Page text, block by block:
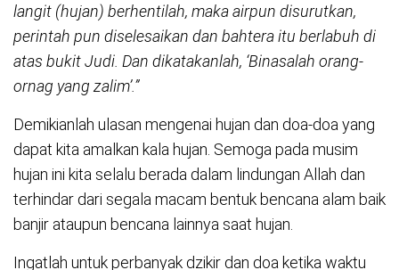
langit (hujan) berhentilah, maka airpun disurutkan,
perintah pun diselesaikan dan bahtera itu berlabuh di
atas bukit Judi. Dan dikatakanlah, ‘Binasalah orang-
ornag yang zalim’.”
Demikianlah ulasan mengenai hujan dan doa-doa yang
dapat kita amalkan kala hujan. Semoga pada musim
hujan ini kita selalu berada dalam lindungan Allah dan
terhindar dari segala macam bentuk bencana alam baik
banjir ataupun bencana lainnya saat hujan.
Ingatlah untuk perbanyak dzikir dan doa ketika waktu